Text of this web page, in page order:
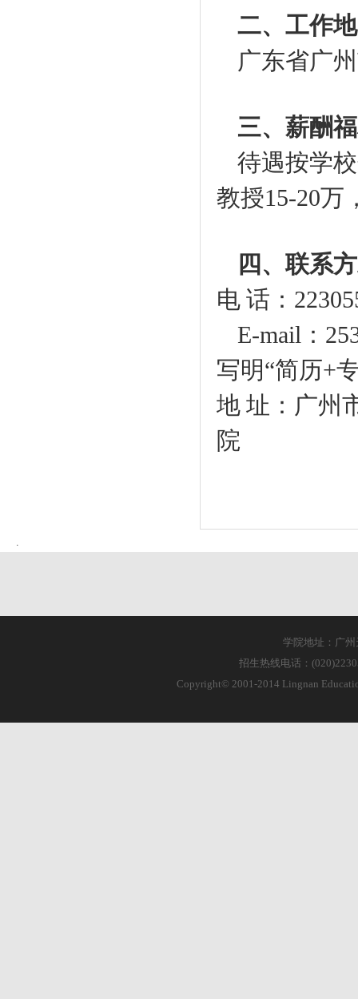
二、工作
广东省广
三、薪酬
待遇按学
教授15-20万
四、联系
电 话：
E-mail ：
写明“简历+
地 址：广州
院
学院地址：广
招生热线电话：
Copyright© 2001-2014 Lingnan